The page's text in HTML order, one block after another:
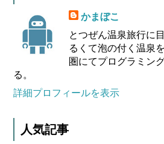
かまぼこ
とつぜん温泉旅行に
るくて泡の付く温泉
圏にてプログラミン
る。
詳細プロフィールを表示
人気記事